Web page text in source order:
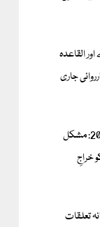
القاعدہ
جاری
پاکستان وائلڈ لائف پروٹیکشن ایوارڈز 2026: مشکل
خراجِ
تعلقات